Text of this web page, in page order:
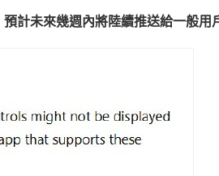
預計未來幾週內將陸續推送給一般用